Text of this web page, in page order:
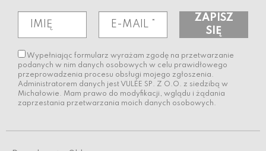
Wypełniając formularz wyrażam zgodę na przetwarzanie
podanych w nim danych osobowych w celu prawidłowego
przeprowadzenia procesu obsługi mojego zgłoszenia.
Administratorem danych jest VULÉE SP. Z O.O. z siedzibą w
Michałowie. Mam prawo do modyfikacji, wglądu i żądania
zaprzestania przetwarzania moich danych osobowych.